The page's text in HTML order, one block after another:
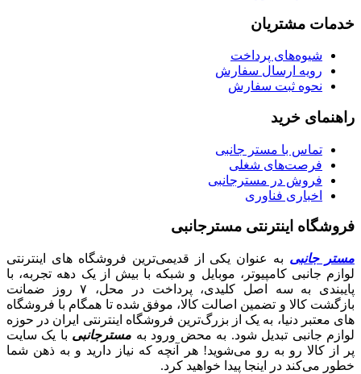
خدمات مشتریان
شیوه‌های پرداخت
رویه ارسال سفارش
نحوه ثبت سفارش
راهنمای خرید
تماس با مستر جانبی
فرصت‌های شغلی
فروش در مسترجانبی
اخباری فناوری
فروشگاه اینترنتی مسترجانبی
مستر جانبی به عنوان یکی از قدیمی‌ترین فروشگاه های اینترنتی
لوازم جانبی کامپیوتر، موبایل و شبکه با بیش از یک دهه تجربه، با
پایبندی به سه اصل کلیدی، پرداخت در محل، ۷ روز ضمانت
بازگشت کالا و تضمین اصالت کالا، موفق شده تا همگام با فروشگاه‌
های معتبر دنیا، به یک از بزرگ‌ترین فروشگاه اینترنتی ایران در حوزه
لوازم جانبی تبدیل شود. به محض ورود به مسترجانبی با یک سایت
پر از کالا رو به رو می‌شوید! هر آنچه که نیاز دارید و به ذهن شما
خطور می‌کند در اینجا پیدا خواهید کرد.